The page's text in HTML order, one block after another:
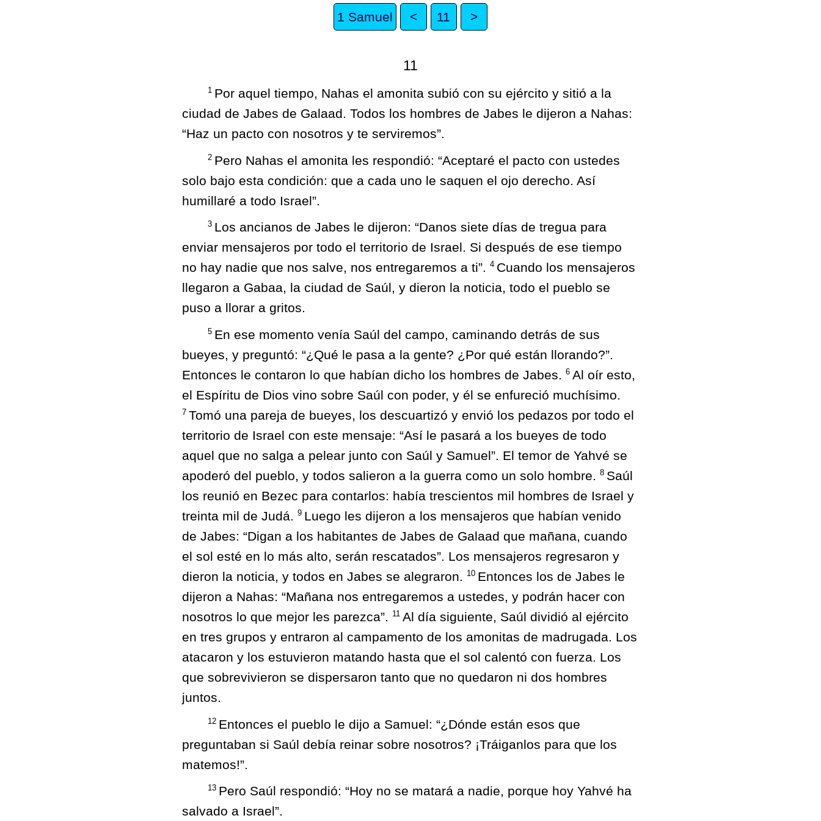
1 Samuel < 11 >
11
1 Por aquel tiempo, Nahas el amonita subió con su ejército y sitió a la
ciudad de Jabes de Galaad. Todos los hombres de Jabes le dijeron a Nahas:
“Haz un pacto con nosotros y te serviremos”.
2 Pero Nahas el amonita les respondió: “Aceptaré el pacto con ustedes
solo bajo esta condición: que a cada uno le saquen el ojo derecho. Así
humillaré a todo Israel”.
3 Los ancianos de Jabes le dijeron: “Danos siete días de tregua para
enviar mensajeros por todo el territorio de Israel. Si después de ese tiempo
no hay nadie que nos salve, nos entregaremos a ti”. 4 Cuando los mensajeros
llegaron a Gabaa, la ciudad de Saúl, y dieron la noticia, todo el pueblo se
puso a llorar a gritos.
5 En ese momento venía Saúl del campo, caminando detrás de sus
bueyes, y preguntó: “¿Qué le pasa a la gente? ¿Por qué están llorando?”.
Entonces le contaron lo que habían dicho los hombres de Jabes. 6 Al oír esto,
el Espíritu de Dios vino sobre Saúl con poder, y él se enfureció muchísimo.
7 Tomó una pareja de bueyes, los descuartizó y envió los pedazos por todo el
territorio de Israel con este mensaje: “Así le pasará a los bueyes de todo
aquel que no salga a pelear junto con Saúl y Samuel”. El temor de Yahvé se
apoderó del pueblo, y todos salieron a la guerra como un solo hombre. 8 Saúl
los reunió en Bezec para contarlos: había trescientos mil hombres de Israel y
treinta mil de Judá. 9 Luego les dijeron a los mensajeros que habían venido
de Jabes: “Digan a los habitantes de Jabes de Galaad que mañana, cuando
el sol esté en lo más alto, serán rescatados”. Los mensajeros regresaron y
dieron la noticia, y todos en Jabes se alegraron.
10 Entonces los de Jabes le
dijeron a Nahas: “Mañana nos entregaremos a ustedes, y podrán hacer con
nosotros lo que mejor les parezca”.
11 Al día siguiente, Saúl dividió al ejército
en tres grupos y entraron al campamento de los amonitas de madrugada. Los
atacaron y los estuvieron matando hasta que el sol calentó con fuerza. Los
que sobrevivieron se dispersaron tanto que no quedaron ni dos hombres
juntos.
12 Entonces el pueblo le dijo a Samuel: “¿Dónde están esos que
preguntaban si Saúl debía reinar sobre nosotros? ¡Tráiganlos para que los
matemos!”.
13 Pero Saúl respondió: “Hoy no se matará a nadie, porque hoy Yahvé ha
salvado a Israel”.